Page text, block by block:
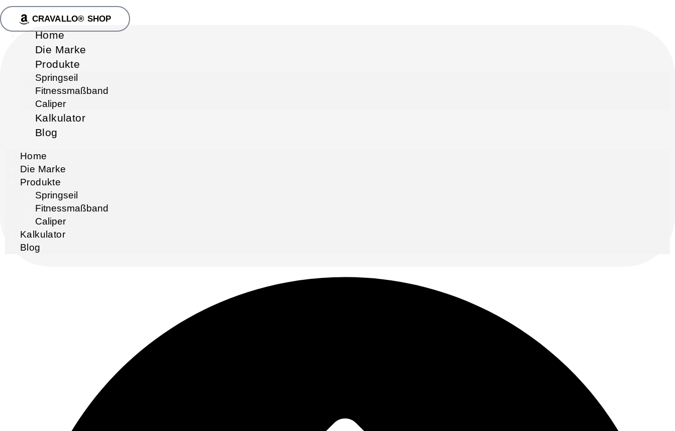
CRAVALLO® SHOP
Home
Die Marke
Produkte
Springseil
Fitnessmaßband
Caliper
Kalkulator
Blog
Home
Die Marke
Produkte
Springseil
Fitnessmaßband
Caliper
Kalkulator
Blog